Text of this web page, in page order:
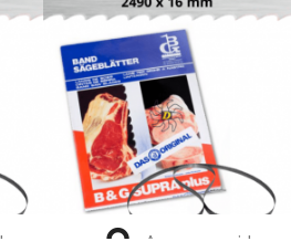
 Aperçu rapide